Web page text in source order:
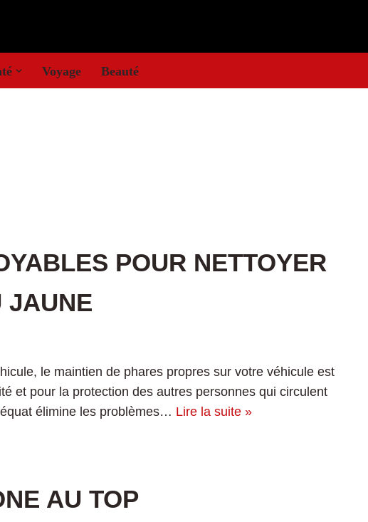
Voyage Beauté
POUR NETTOYER
JAUNE
le maintien de phares propres sur votre véhicule est
et pour la protection des autres personnes qui circulent
élimine les problèmes… Lire la suite »
AU TOP